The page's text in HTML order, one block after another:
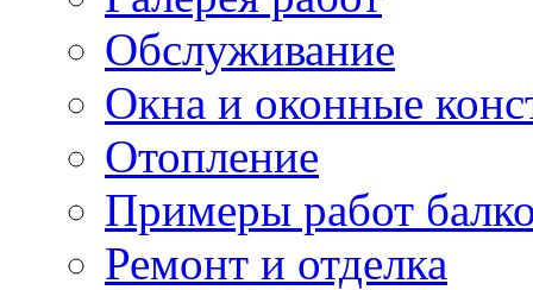
Обслуживание
Окна и оконные
Отопление
Примеры работ
Ремонт и отделка